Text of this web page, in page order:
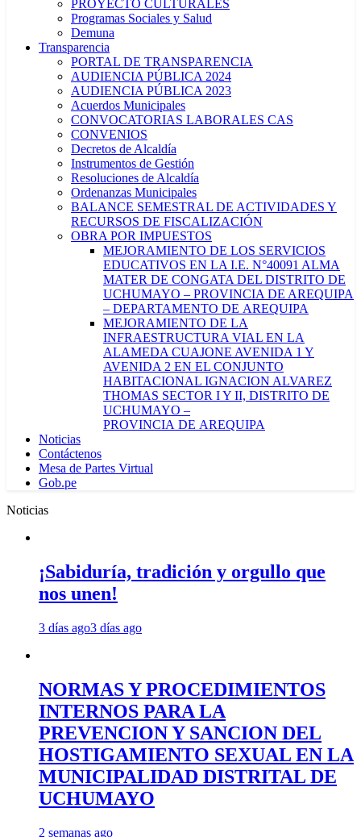
PROYECTO CULTURALES
Programas Sociales y Salud
Demuna
Transparencia
PORTAL DE TRANSPARENCIA
AUDIENCIA PÚBLICA 2024
AUDIENCIA PÚBLICA 2023
Acuerdos Municipales
CONVOCATORIAS LABORALES CAS
CONVENIOS
Decretos de Alcaldía
Instrumentos de Gestión
Resoluciones de Alcaldía
Ordenanzas Municipales
BALANCE SEMESTRAL DE ACTIVIDADES Y
RECURSOS DE FISCALIZACIÓN
OBRA POR IMPUESTOS
MEJORAMIENTO DE LOS SERVICIOS
EDUCATIVOS EN LA I.E. N°40091 ALMA
MATER DE CONGATA DEL DISTRITO DE
UCHUMAYO – PROVINCIA DE AREQUIPA
– DEPARTAMENTO DE AREQUIPA
MEJORAMIENTO DE LA
INFRAESTRUCTURA VIAL EN LA
ALAMEDA CUAJONE AVENIDA 1 Y
AVENIDA 2 EN EL CONJUNTO
HABITACIONAL IGNACION ALVAREZ
THOMAS SECTOR I Y II, DISTRITO DE
UCHUMAYO –
PROVINCIA DE AREQUIPA
Noticias
Contáctenos
Mesa de Partes Virtual
Gob.pe
Noticias
¡Sabiduría, tradición y orgullo que
nos unen!
3 días ago3 días ago
NORMAS Y PROCEDIMIENTOS
INTERNOS PARA LA
PREVENCION Y SANCION DEL
HOSTIGAMIENTO SEXUAL EN LA
MUNICIPALIDAD DISTRITAL DE
UCHUMAYO
2 semanas ago